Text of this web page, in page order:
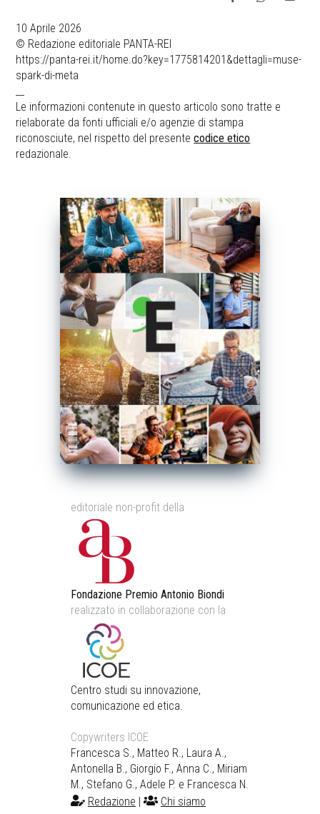
10 Aprile 2026
© Redazione editoriale PANTA-REI
https://panta-rei.it/home.do?key=1775814201&dettagli=muse-
spark-di-meta
Le informazioni contenute in questo articolo sono tratte e
rielaborate da fonti ufficiali e/o agenzie di stampa
riconosciute, nel rispetto del presentecodice etico
redazionale.
editoriale non-profit della
Fondazione Premio Antonio Biondi
realizzato in collaborazione con la
Centro studi su innovazione,
comunicazione ed etica.
Copywriters ICOE
Francesca S., Matteo R., Laura A.,
Antonella B., Giorgio F., Anna C., Miriam
M., Stefano G., Adele P. e Francesca N.
Redazione
Chi siamo